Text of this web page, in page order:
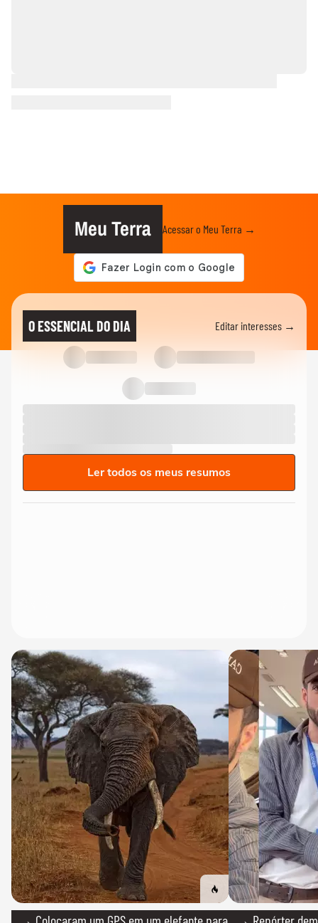
Meu Terra Acessar o Meu Terra →
O ESSENCIAL DO DIA Editar interesses →
Ler todos os meus resumos